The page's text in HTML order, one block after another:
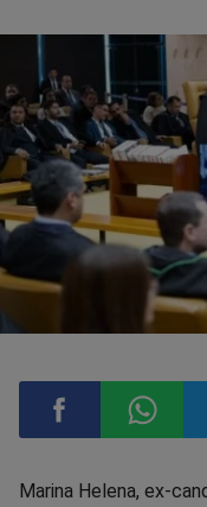
Compartilhar
Marina Helena, ex-